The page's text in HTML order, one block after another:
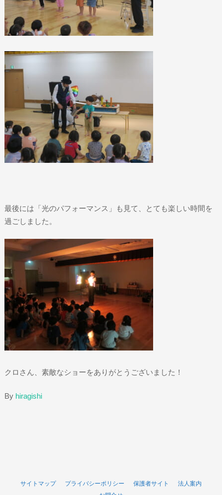
最後には「光のパフォーマンス」も見て、とても楽しい時間を
過ごしました。
クロさん、素敵なショーをありがとうございました！
By hiragishi
サイトマップ プライバシーポリシー 保護者サイト
法人案内